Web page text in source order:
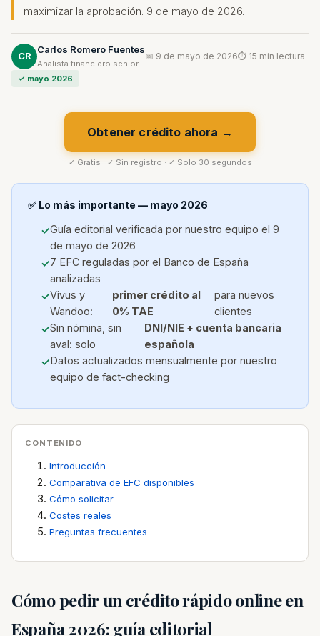
maximizar la aprobación. 9 de mayo de 2026.
CR
Carlos Romero Fuentes
Analista financiero senior
📅 9 de mayo de 2026⏱ 15 min lectura
✓ mayo 2026
Obtener crédito ahora →
✓ Gratis · ✓ Sin registro · ✓ Solo 30 segundos
✅ Lo más importante — mayo 2026
Guía editorial verificada por nuestro equipo el 9
de mayo de 2026
7 EFC reguladas por el Banco de España
analizadas
Vivus y
Wandoo:
primer crédito al
0% TAE
para nuevos
clientes
Sin nómina, sin
aval: solo
DNI/NIE + cuenta bancaria
española
Datos actualizados mensualmente por nuestro
equipo de fact-checking
CONTENIDO
Introducción
Comparativa de EFC disponibles
Cómo solicitar
Costes reales
Preguntas frecuentes
Cómo pedir un crédito rápido online en
España 2026: guía editorial